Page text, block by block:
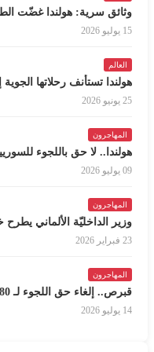
وثائق سرية: هولندا غضّت
15 يوليو 2026
العالم
هولندا تستأنف رحلاتها
25 يونيو 2026
المهاجرون
هولندا.. لا حق باللجوء
09 يوليو 2026
المهاجرون
وزير الداخليّة الألماني
23 فبراير 2026
المهاجرون
قبرص.. إلغاء حق اللجوء لـ 80 سوري ورفض ألفي طلب
14 يوليو 2026